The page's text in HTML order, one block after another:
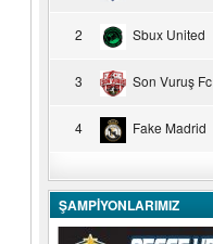
2 Sbux United
3 Son Vuruş Fc
4 Fake Madrid
ŞAMPİYONLARIMIZ